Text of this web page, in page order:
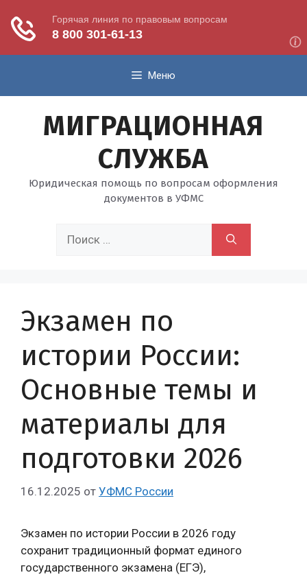
содержимому
Меню
МИГРАЦИОННАЯ
СЛУЖБА
Юридическая помощь по вопросам оформления
документов в УФМС
Экзамен по
истории России:
Основные темы и
материалы для
подготовки 2026
16.12.2025 от УФМС России
Экзамен по истории России в 2026 году
сохранит традиционный формат единого
государственного экзамена (ЕГЭ),